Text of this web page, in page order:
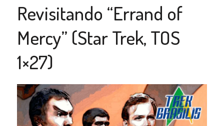
Revisitando “Errand of
Mercy” (Star Trek, TOS
1×27)